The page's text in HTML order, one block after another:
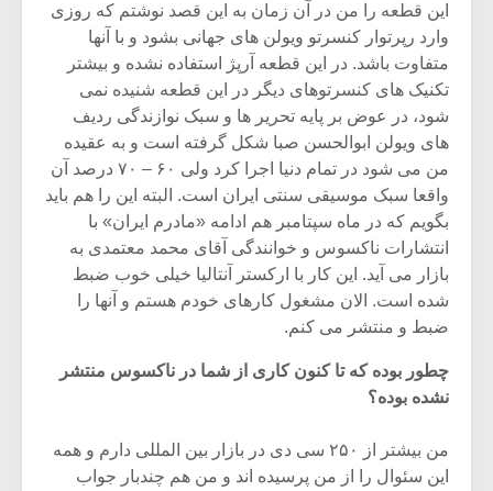
این قطعه را من در آن زمان به این قصد نوشتم که روزی
وارد رپرتوار کنسرتو ویولن های جهانی بشود و با آنها
متفاوت باشد. در این قطعه آرپژ استفاده نشده و بیشتر
تکنیک های کنسرتوهای دیگر در این قطعه شنیده نمی
شود، در عوض بر پایه تحریر ها و سبک نوازندگی ردیف
های ویولن ابوالحسن صبا شکل گرفته است و به عقیده
من می شود در تمام دنیا اجرا کرد ولی ۶۰ – ۷۰ درصد آن
واقعا سبک موسیقی سنتی ایران است. البته این را هم باید
بگویم که در ماه سپتامبر هم ادامه «مادرم ایران» با
انتشارات ناکسوس و خوانندگی آقای محمد معتمدی به
بازار می آید. این کار با ارکستر آنتالیا خیلی خوب ضبط
شده است. الان مشغول کارهای خودم هستم و آنها را
ضبط و منتشر می کنم.
چطور بوده که تا کنون کاری از شما در ناکسوس منتشر
نشده بوده؟
من بیشتر از ۲۵۰ سی دی در بازار بین المللی دارم و همه
این سئوال را از من پرسیده اند و من هم چندبار جواب
میکلوش روژا
یادداشتی بر موسیقی
متن فیلم «متری
شیش و نیم»
اگر نمی توانی
مشهورترین باشی،
بدنام ترین باش
موریس ژار
موسیقی
موسیقی
برگزار
موسیقی